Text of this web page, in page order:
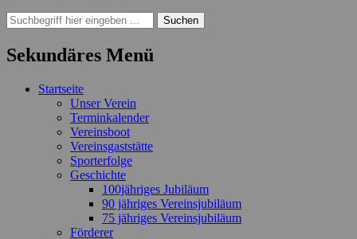
Suchen
Suchen
nach:
Sekundäres Menü
Zum
Startseite
Unser Verein
Terminkalender
Vereinsboot
Vereinsgaststätte
Sporterfolge
Geschichte
100jähriges Jubiläum
90 jähriges Vereinsjubiläum
75 jähriges Vereinsjubiläum
Förderer